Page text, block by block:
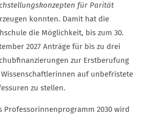
für Parität
konnten. Damit hat die
die Möglichkeit, bis zum 30.
2027 Anträge für bis zu drei
zur Erstberufung
auf unbefristete
zu stellen.
Professorinnenprogramm 2030 wird